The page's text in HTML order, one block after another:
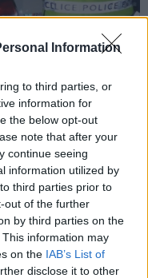
Information
to third parties, or
information for
the below opt-out
note that after your
continue seeing
information utilized by
third parties prior to
out of the further
by third parties on the
This information may
on the IAB’s List of
disclose it to other
szerb állampolgárt